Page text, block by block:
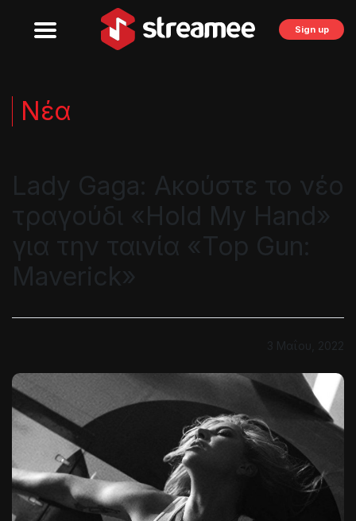
Sign up
Νέα
Lady Gaga: Ακούστε το νέο
τραγούδι «Hold My Hand»
για την ταινία «Top Gun:
Maverick»
3 Μαΐου, 2022